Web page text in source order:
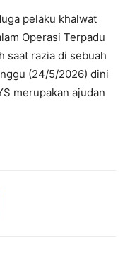
pelaku khalwat
Operasi Terpadu
saat razia di sebuah
(24/5/2026) dini
merupakan ajudan